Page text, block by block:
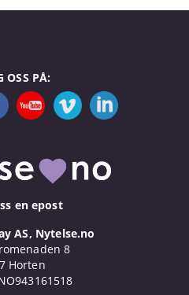
OSS PÅ:
en epost
AS, Nytelse.no
8
Horten